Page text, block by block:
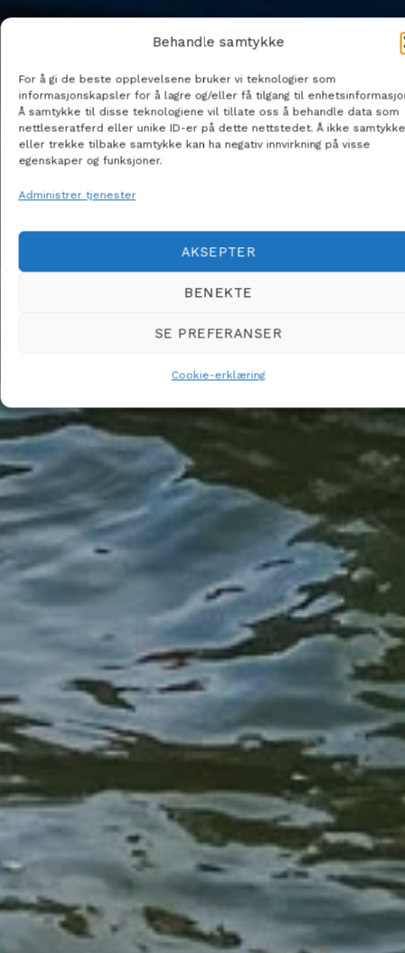
Behandle samtykke
For å gi de beste opplevelsene bruker vi teknologier som
informasjonskapsler for å lagre og/eller få tilgang til
Å samtykke til disse teknologiene vil tillate oss å behandle data som
nettleseratferd eller unike ID-er på dette nettstedet. Å ikke samtykke
eller trekke tilbake samtykke kan ha negativ innvirkning på visse
egenskaper og funksjoner.
Administrer tjenester
AKSEPTER
BENEKTE
SE PREFERANSER
Cookie-erklæring